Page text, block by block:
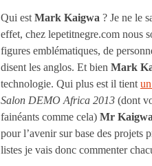
Qui est Mark Kaigwa ? Je ne le
effet, chez lepetitnegre.com nous
figures emblématiques, de
disent les anglos. Et bien Mark
technologie. Qui plus est il tient
Salon DEMO Africa 2013 (dont
fainéants comme cela) Mr Kaigwa
pour l’avenir sur base des projets
listes je vais donc commenter